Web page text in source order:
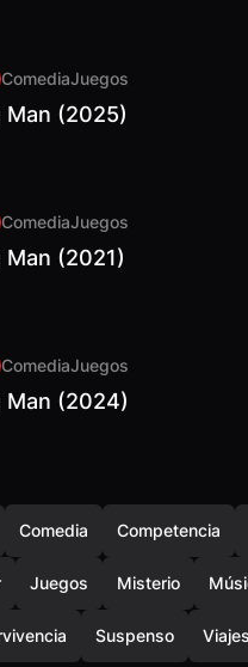
ComediaJuegos
Man (2025)
ComediaJuegos
Man (2021)
ComediaJuegos
Man (2024)
Comedia Competencia
Juegos Misterio
Suspenso Viajes